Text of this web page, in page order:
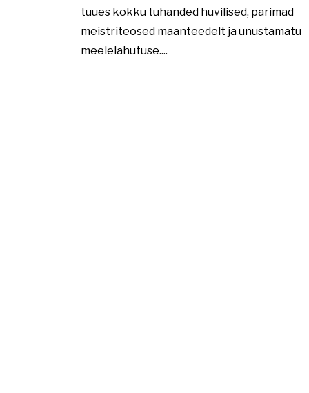
tuues kokku tuhanded huvilised, parimad
meistriteosed maanteedelt ja unustamatu
meelelahutuse....